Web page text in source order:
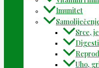
Imunitet
Srce,
Uho,